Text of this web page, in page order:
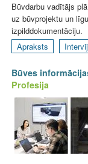
Būvdarbu vadītājs
uz būvprojektu un
izpilddokumentāciju.
Apraksts
Būves
Profesija